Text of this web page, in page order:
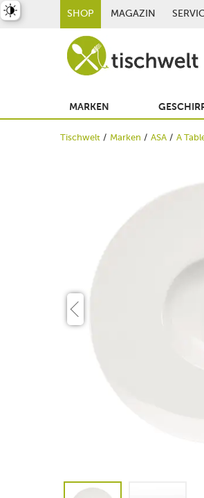
SHOP MAGAZIN
MARKEN
Tischwelt Marken ASA A
umschalten